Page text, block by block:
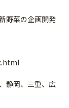
野菜の企画開発
静岡、三重、広